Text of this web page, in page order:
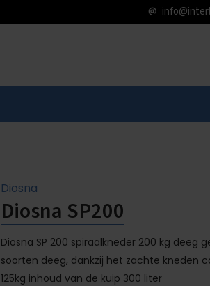
Diosna
Diosna SP200
Diosna SP 200 spiraalkneder 200 kg deeg
soorten deeg, dankzij het zachte kneden
125kg inhoud van de kuip 300 liter